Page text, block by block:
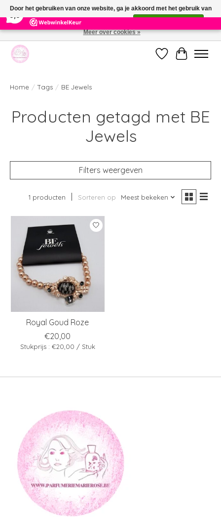
391 Reviews ×
Welkom bij de nieuwe webshop van Parfumerie Marie Rose
Verlanglijst
Home / Tags / BE Jewels
Producten getagd met BE
Jewels
Filters weergeven
1 producten Sorteren op Meest bekeken
Royal Goud Roze
€20,00
Stukprijs : €20,00 / Stuk
Door het gebruiken van onze website, ga je akkoord met het gebruik van
cookies om onze website te verbeteren.
Meer over cookies »